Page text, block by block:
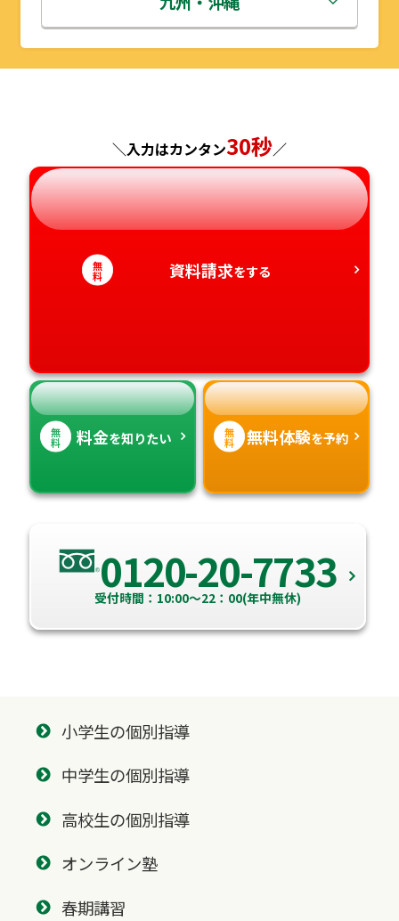
山形県
千葉県
神奈川県
福井県
長野県
岐阜県
京都府
兵庫県
奈良県
島根県
広島県
山口県
高知県
福岡県
長崎県
熊本県
沖縄県
＼入力はカンタン30秒／
無
料 資料請求をする
無
料 料金を知りたい 無
料 無料体験を予約
0120-20-7733
受付時間：10:00～22：00(年中無休)
小学生の個別指導
中学生の個別指導
高校生の個別指導
オンライン塾
春期講習